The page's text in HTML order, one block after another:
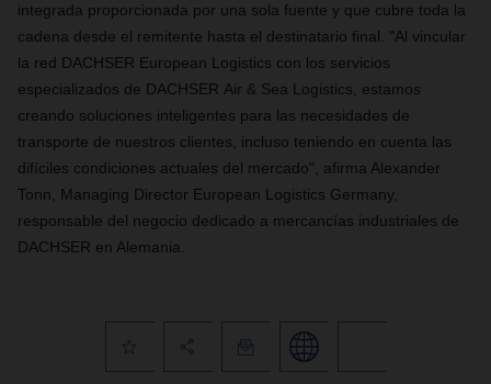
integrada proporcionada por una sola fuente y que cubre toda la
cadena desde el remitente hasta el destinatario final. "Al vincular
la red DACHSER European Logistics con los servicios
especializados de DACHSER Air & Sea Logistics, estamos
creando soluciones inteligentes para las necesidades de
transporte de nuestros clientes, incluso teniendo en cuenta las
difíciles condiciones actuales del mercado" , afirma Alexander
Tonn, Managing Director European Logistics Germany,
responsable del negocio dedicado a mercancías industriales de
DACHSER en Alemania.